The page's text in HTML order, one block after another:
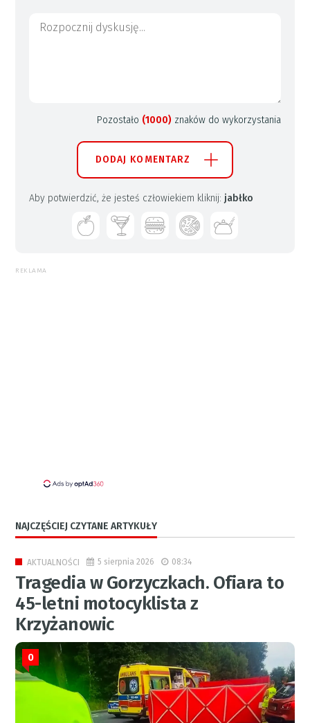
Pozostało (1000) znaków do wykorzystania
DODAJ KOMENTARZ
Aby potwierdzić, że jesteś człowiekiem kliknij: jabłko
REKLAMA
NAJCZĘŚCIEJ CZYTANE ARTYKUŁY
AKTUALNOŚCI 5 sierpnia 2026 08:34
Tragedia w Gorzyczkach. Ofiara to
45-letni motocyklista z
Krzyżanowic
0